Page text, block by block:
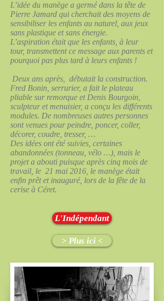
L’idée du manège a germé dans la tête de
Pierre Jamard qui cherchait des moyens de
sensibiliser les enfants au naturel, aux jeux
sans plastique et sans énergie.
L’aspiration était que les enfants, à leur
tour, transmettent ce message aux parents et
pourquoi pas plus tard à leurs enfants !
Deux ans après, débutait la construction.
Fred Bonin, serrurier, a fait le plateau
pliable sur remorque et Denis Bourgoin,
sculpteur et menuisier, a conçu les différents
modules. De nombreuses autres personnes
sont venues pour peindre, poncer, coller,
décorer, coudre, tresser, …
Des idées ont été suivies, certaines
abandonnées (tonneau, vélo …), mais le
projet a abouti puisque après cinq mois de
travail, le 21 mai 2016, le manège était
enfin prêt et inauguré, lors de la fête de la
cerise à Céret.
L'Indépendant
> Plus ici <